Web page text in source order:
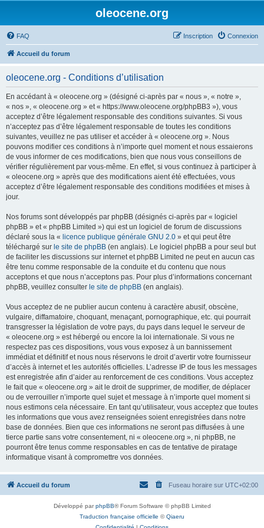
oleocene.org
FAQ Connexion
Inscription
Accueil du forum
oleocene.org - Conditions d’utilisation
En accédant à « oleocene.org » (désigné ci-après par « nous », « notre »,
« nos », « oleocene.org » et « https://www.oleocene.org/phpBB3 »), vous
acceptez d’être légalement responsable des conditions suivantes. Si vous
n’acceptez pas d’être légalement responsable de toutes les conditions
suivantes, veuillez ne pas utiliser et accéder à « oleocene.org ». Nous
pouvons modifier ces conditions à n’importe quel moment et nous essaierons
de vous informer de ces modifications, bien que nous vous conseillons de
vérifier régulièrement par vous-même. En effet, si vous continuez à participer à
« oleocene.org » après que des modifications aient été effectuées, vous
acceptez d’être légalement responsable des conditions modifiées et mises à
jour.
Nos forums sont développés par phpBB (désignés ci-après par « logiciel
phpBB » et « phpBB Limited ») qui est un logiciel de forum de discussions
déclaré sous la « licence publique générale GNU 2.0 » et qui peut être
téléchargé sur le site de phpBB (en anglais). Le logiciel phpBB a pour seul but
de faciliter les discussions sur internet et phpBB Limited ne peut en aucun cas
être tenu comme responsable de la conduite et du contenu que nous
acceptons et que nous n’acceptons pas. Pour plus d’informations concernant
phpBB, veuillez consulter le site de phpBB (en anglais).
Vous acceptez de ne publier aucun contenu à caractère abusif, obscène,
vulgaire, diffamatoire, choquant, menaçant, pornographique, etc. qui pourrait
transgresser la législation de votre pays, du pays dans lequel le serveur de
« oleocene.org » est hébergé ou encore la loi internationale. Si vous ne
respectez pas ces dispositions, vous vous exposez à un bannissement
immédiat et définitif et nous nous réservons le droit d’avertir votre fournisseur
d’accès à internet et les autorités officielles. L’adresse IP de tous les messages
est enregistrée afin d’aider au renforcement de ces conditions. Vous acceptez
le fait que « oleocene.org » ait le droit de supprimer, de modifier, de déplacer
ou de verrouiller n’importe quel sujet et message à n’importe quel moment si
nous estimons cela nécessaire. En tant qu’utilisateur, vous acceptez que toutes
les informations que vous avez renseignées soient enregistrées dans notre
base de données. Bien que ces informations ne seront pas diffusées à une
tierce partie sans votre consentement, ni « oleocene.org », ni phpBB, ne
pourront être tenus comme responsables en cas de tentative de piratage
informatique visant à compromettre vos données.
Accueil du forum Fuseau horaire sur UTC+02:00
Développé parphpBB® Forum Software © phpBB Limited
Traduction française officielle ©Qiaeru